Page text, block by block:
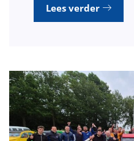
Lees verder